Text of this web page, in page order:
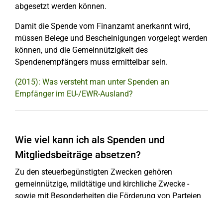
abgesetzt werden können.
Damit die Spende vom Finanzamt anerkannt wird,
müssen Belege und Bescheinigungen vorgelegt werden
können, und die Gemeinnützigkeit des
Spendenempfängers muss ermittelbar sein.
(2015): Was versteht man unter Spenden an
Empfänger im EU-/EWR-Ausland?
Wie viel kann ich als Spenden und
Mitgliedsbeiträge absetzen?
Zu den steuerbegünstigten Zwecken gehören
gemeinnützige, mildtätige und kirchliche Zwecke -
sowie mit Besonderheiten die Förderung von Parteien